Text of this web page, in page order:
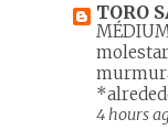
TORO
4 hours